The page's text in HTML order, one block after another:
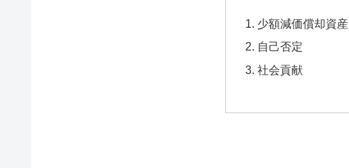
少額減価償却資
自己否定
社会貢献